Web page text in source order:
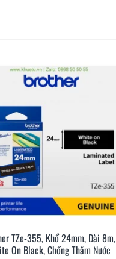
Xem Nhanh
TZe-355, Khổ 24mm, Dài 8m,
On Black, Chống Thấm Nước